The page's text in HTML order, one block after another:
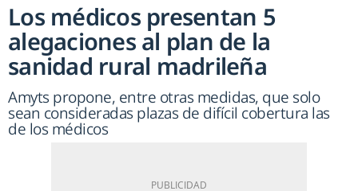
Los médicos presentan 5
alegaciones al plan de la
sanidad rural madrileña
Amyts propone, entre otras medidas, que solo
sean consideradas plazas de difícil cobertura las
de los médicos